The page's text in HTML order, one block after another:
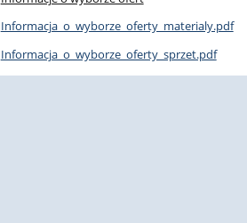
Informacja_o_wyborze_oferty_materialy.pdf
Informacja_o_wyborze_oferty_sprzet.pdf